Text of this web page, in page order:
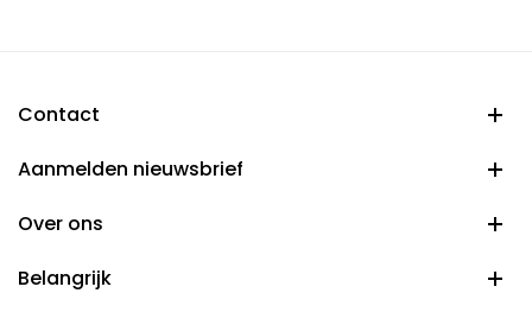
Contact
Aanmelden nieuwsbrief
Over ons
Belangrijk